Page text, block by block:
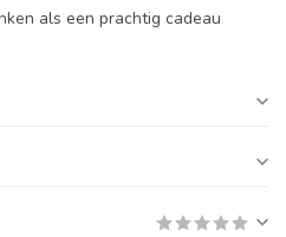
als een prachtig cadeau